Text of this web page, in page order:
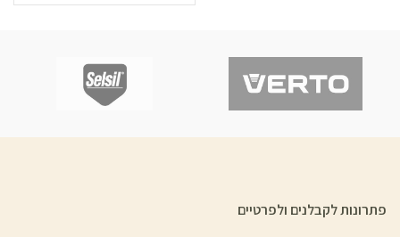
פתרונות לקבלנים ולפרטיים